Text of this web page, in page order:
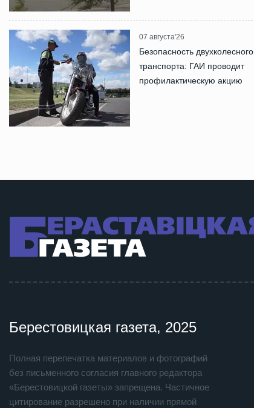
07 августа'26
Безопасность двухколесного
транспорта: ГАИ проводит
профилактическую акцию
Берестовицкая газета, 2025
Полная перепечатка материалов и фотографий
без письменного согласия главного редактора
«Берестовицкой газеты» запрещена. Частичное
цитирование разрешено при наличии прямой